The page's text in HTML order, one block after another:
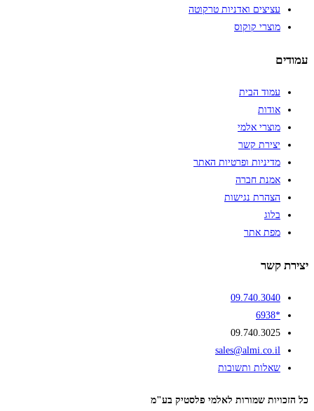
עציצים ואדניות טרקוטה
מוצרי קוקוס
עמודים
עמוד הבית
אודות
מוצרי אלמי
יצירת קשר
מדיניות ופרטיות האתר
אמנת חברה
הצהרת נגישות
בלוג
מפת אתר
יצירת קשר
09.740.3040
*6938
09.740.3025
sales@almi.co.il
שאלות ותשובות
כל הזכויות שמורות לאלמי פלסטיק בע"מ